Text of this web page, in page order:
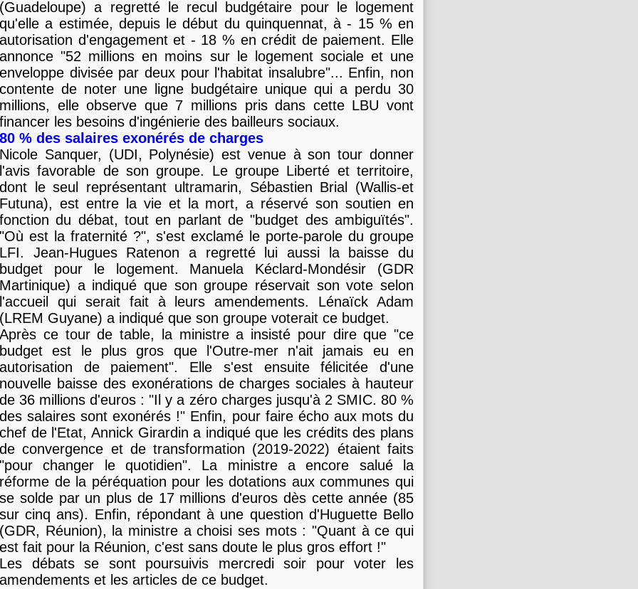
(Guadeloupe) a regretté le recul budgétaire pour le logement
qu'elle a estimée, depuis le début du quinquennat, à - 15 % en
autorisation d'engagement et - 18 % en crédit de paiement. Elle
annonce "52 millions en moins sur le logement sociale et une
enveloppe divisée par deux pour l'habitat insalubre"... Enfin, non
contente de noter une ligne budgétaire unique qui a perdu 30
millions, elle observe que 7 millions pris dans cette LBU vont
financer les besoins d'ingénierie des bailleurs sociaux.
80 % des salaires exonérés de charges
Nicole Sanquer, (UDI, Polynésie) est venue à son tour donner
l'avis favorable de son groupe. Le groupe Liberté et territoire,
dont le seul représentant ultramarin, Sébastien Brial (Wallis-et
Futuna), est entre la vie et la mort, a réservé son soutien en
fonction du débat, tout en parlant de "budget des ambiguïtés".
"Où est la fraternité ?", s'est exclamé le porte-parole du groupe
LFI. Jean-Hugues Ratenon a regretté lui aussi la baisse du
budget pour le logement. Manuela Kéclard-Mondésir (GDR
Martinique) a indiqué que son groupe réservait son vote selon
l'accueil qui serait fait à leurs amendements. Lénaïck Adam
(LREM Guyane) a indiqué que son groupe voterait ce budget.
Après ce tour de table, la ministre a insisté pour dire que "ce
budget est le plus gros que l'Outre-mer n'ait jamais eu en
autorisation de paiement". Elle s'est ensuite félicitée d'une
nouvelle baisse des exonérations de charges sociales à hauteur
de 36 millions d'euros : "Il y a zéro charges jusqu'à 2 SMIC. 80 %
des salaires sont exonérés !" Enfin, pour faire écho aux mots du
chef de l'Etat, Annick Girardin a indiqué que les crédits des plans
de convergence et de transformation (2019-2022) étaient faits
"pour changer le quotidien". La ministre a encore salué la
réforme de la péréquation pour les dotations aux communes qui
se solde par un plus de 17 millions d'euros dès cette année (85
sur cinq ans). Enfin, répondant à une question d'Huguette Bello
(GDR, Réunion), la ministre a choisi ses mots : "Quant à ce qui
est fait pour la Réunion, c'est sans doute le plus gros effort !"
Les débats se sont poursuivis mercredi soir pour voter les
amendements et les articles de ce budget.